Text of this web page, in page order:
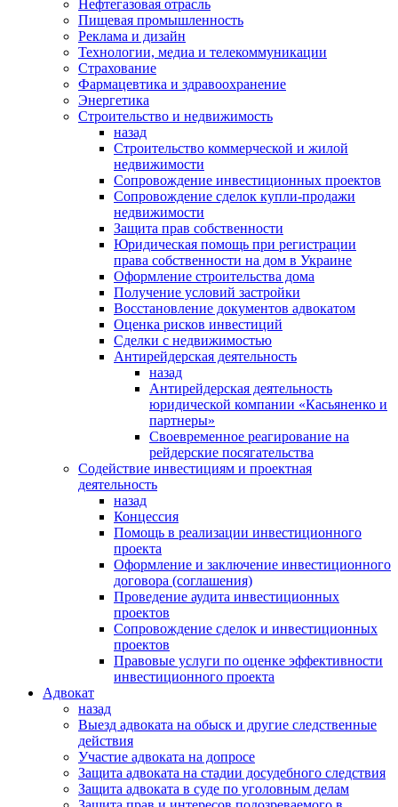
Нефтегазовая отрасль
Пищевая промышленность
Реклама и дизайн
Технологии, медиа и телекоммуникации
Страхование
Фармацевтика и здравоохранение
Энергетика
Строительство и недвижимость
назад
Строительство коммерческой и жилой
недвижимости
Сопровождение инвестиционных проектов
Сопровождение сделок купли-продажи
недвижимости
Защита прав собственности
Юридическая помощь при регистрации
права собственности на дом в Украине
Оформление строительства дома
Получение условий застройки
Восстановление документов адвокатом
Оценка рисков инвестиций
Сделки с недвижимостью
Антирейдерская деятельность
назад
Антирейдерская деятельность
юридической компании «Касьяненко и
партнеры»
Своевременное реагирование на
рейдерские посягательства
Содействие инвестициям и проектная
деятельность
назад
Концессия
Помощь в реализации инвестиционного
проекта
Оформление и заключение инвестиционного
договора (соглашения)
Проведение аудита инвестиционных
проектов
Сопровождение сделок и инвестиционных
проектов
Правовые услуги по оценке эффективности
инвестиционного проекта
Адвокат
назад
Выезд адвоката на обыск и другие следственные
действия
Участие адвоката на допросе
Защита адвоката на стадии досудебного следствия
Защита адвоката в суде по уголовным делам